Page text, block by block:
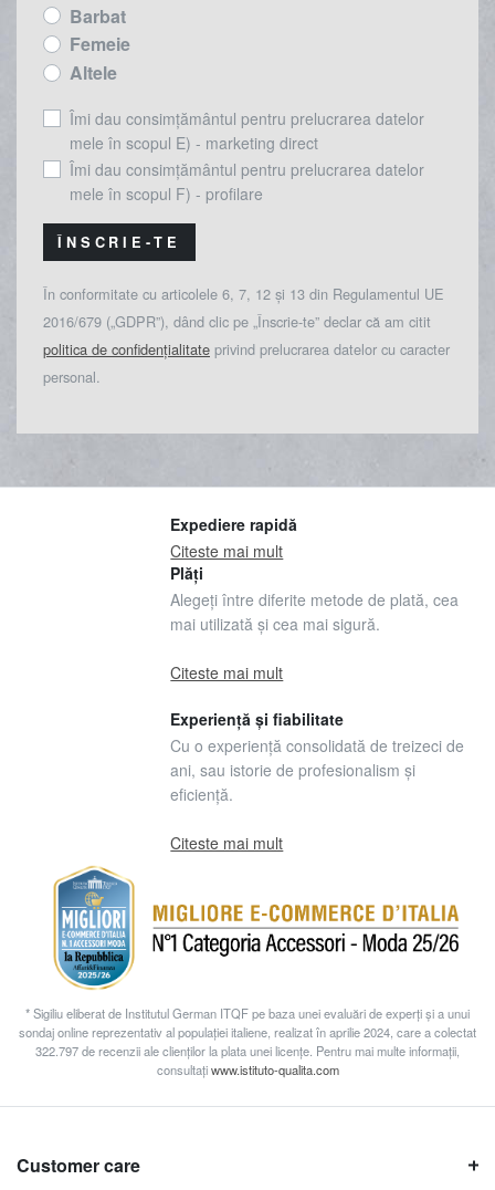
Barbat
Femeie
Altele
Îmi dau consimțământul pentru prelucrarea datelor
mele în scopul E) - marketing direct
Îmi dau consimțământul pentru prelucrarea datelor
mele în scopul F) - profilare
ÎNSCRIE-TE
În conformitate cu articolele 6, 7, 12 și 13 din Regulamentul UE
2016/679 („GDPR”), dând clic pe „Înscrie-te” declar că am citit
politica de confidențialitate privind prelucrarea datelor cu caracter
personal.
Expediere rapidă
Citeste mai mult
Plăți
Alegeți între diferite metode de plată, cea
mai utilizată și cea mai sigură.
Citeste mai mult
Experiență și fiabilitate
Cu o experiență consolidată de treizeci de
ani, sau istorie de profesionalism și
eficiență.
Citeste mai mult
* Sigiliu eliberat de Institutul German ITQF pe baza unei evaluări de experți și a unui
sondaj online reprezentativ al populației italiene, realizat în aprilie 2024, care a colectat
322.797 de recenzii ale clienților la plata unei licențe. Pentru mai multe informații,
consultațiwww.istituto-qualita.com
Customer care